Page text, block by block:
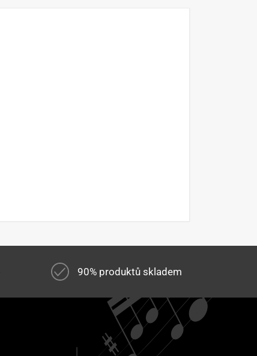
90% produktů skladem